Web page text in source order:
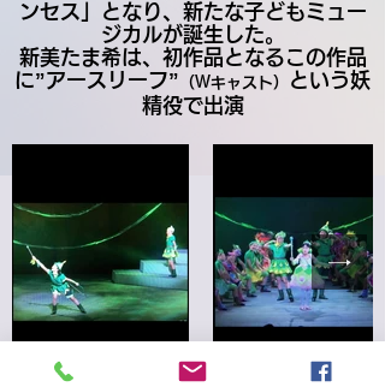
ンセス」となり、新たな子どもミュー
ジカルが誕生した。
​新美たま希は、初作品となるこの作品
に”アースリーフ” （Ｗキャスト）
という妖
精役で出演